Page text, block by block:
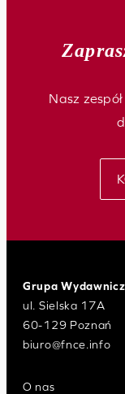
Nasz
Grupa
ul. Sielska 17A
60-129 Poznań
biuro@fnce.info
O nas